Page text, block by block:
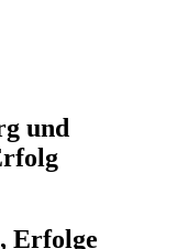
und
Erfolge